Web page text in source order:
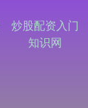
炒股配资入门
知识网